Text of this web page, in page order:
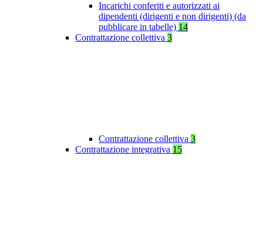
Incarichi conferiti e autorizzati ai
dipendenti (dirigenti e non dirigenti) (da
pubblicare in tabelle) 14
Contrattazione collettiva 3
Contrattazione collettiva 3
Contrattazione integrativa 15